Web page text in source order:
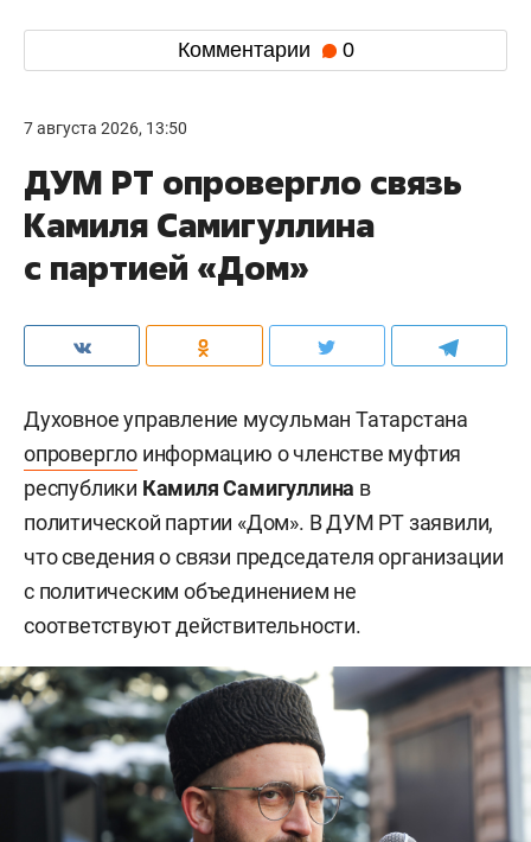
Комментарии 0
7 августа 2026, 13:50
ДУМ РТ опровергло связь
Камиля Самигуллина
с партией «Дом»
Духовное управление мусульман Татарстана
опровергло информацию о членстве муфтия
республики Камиля Самигуллина в
политической партии «Дом». В ДУМ РТ заявили,
что сведения о связи председателя организации
с политическим объединением не
соответствуют действительности.